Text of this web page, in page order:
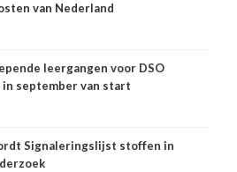
van Nederland
leergangen voor DSO
september van start
Signaleringslijst stoffen in